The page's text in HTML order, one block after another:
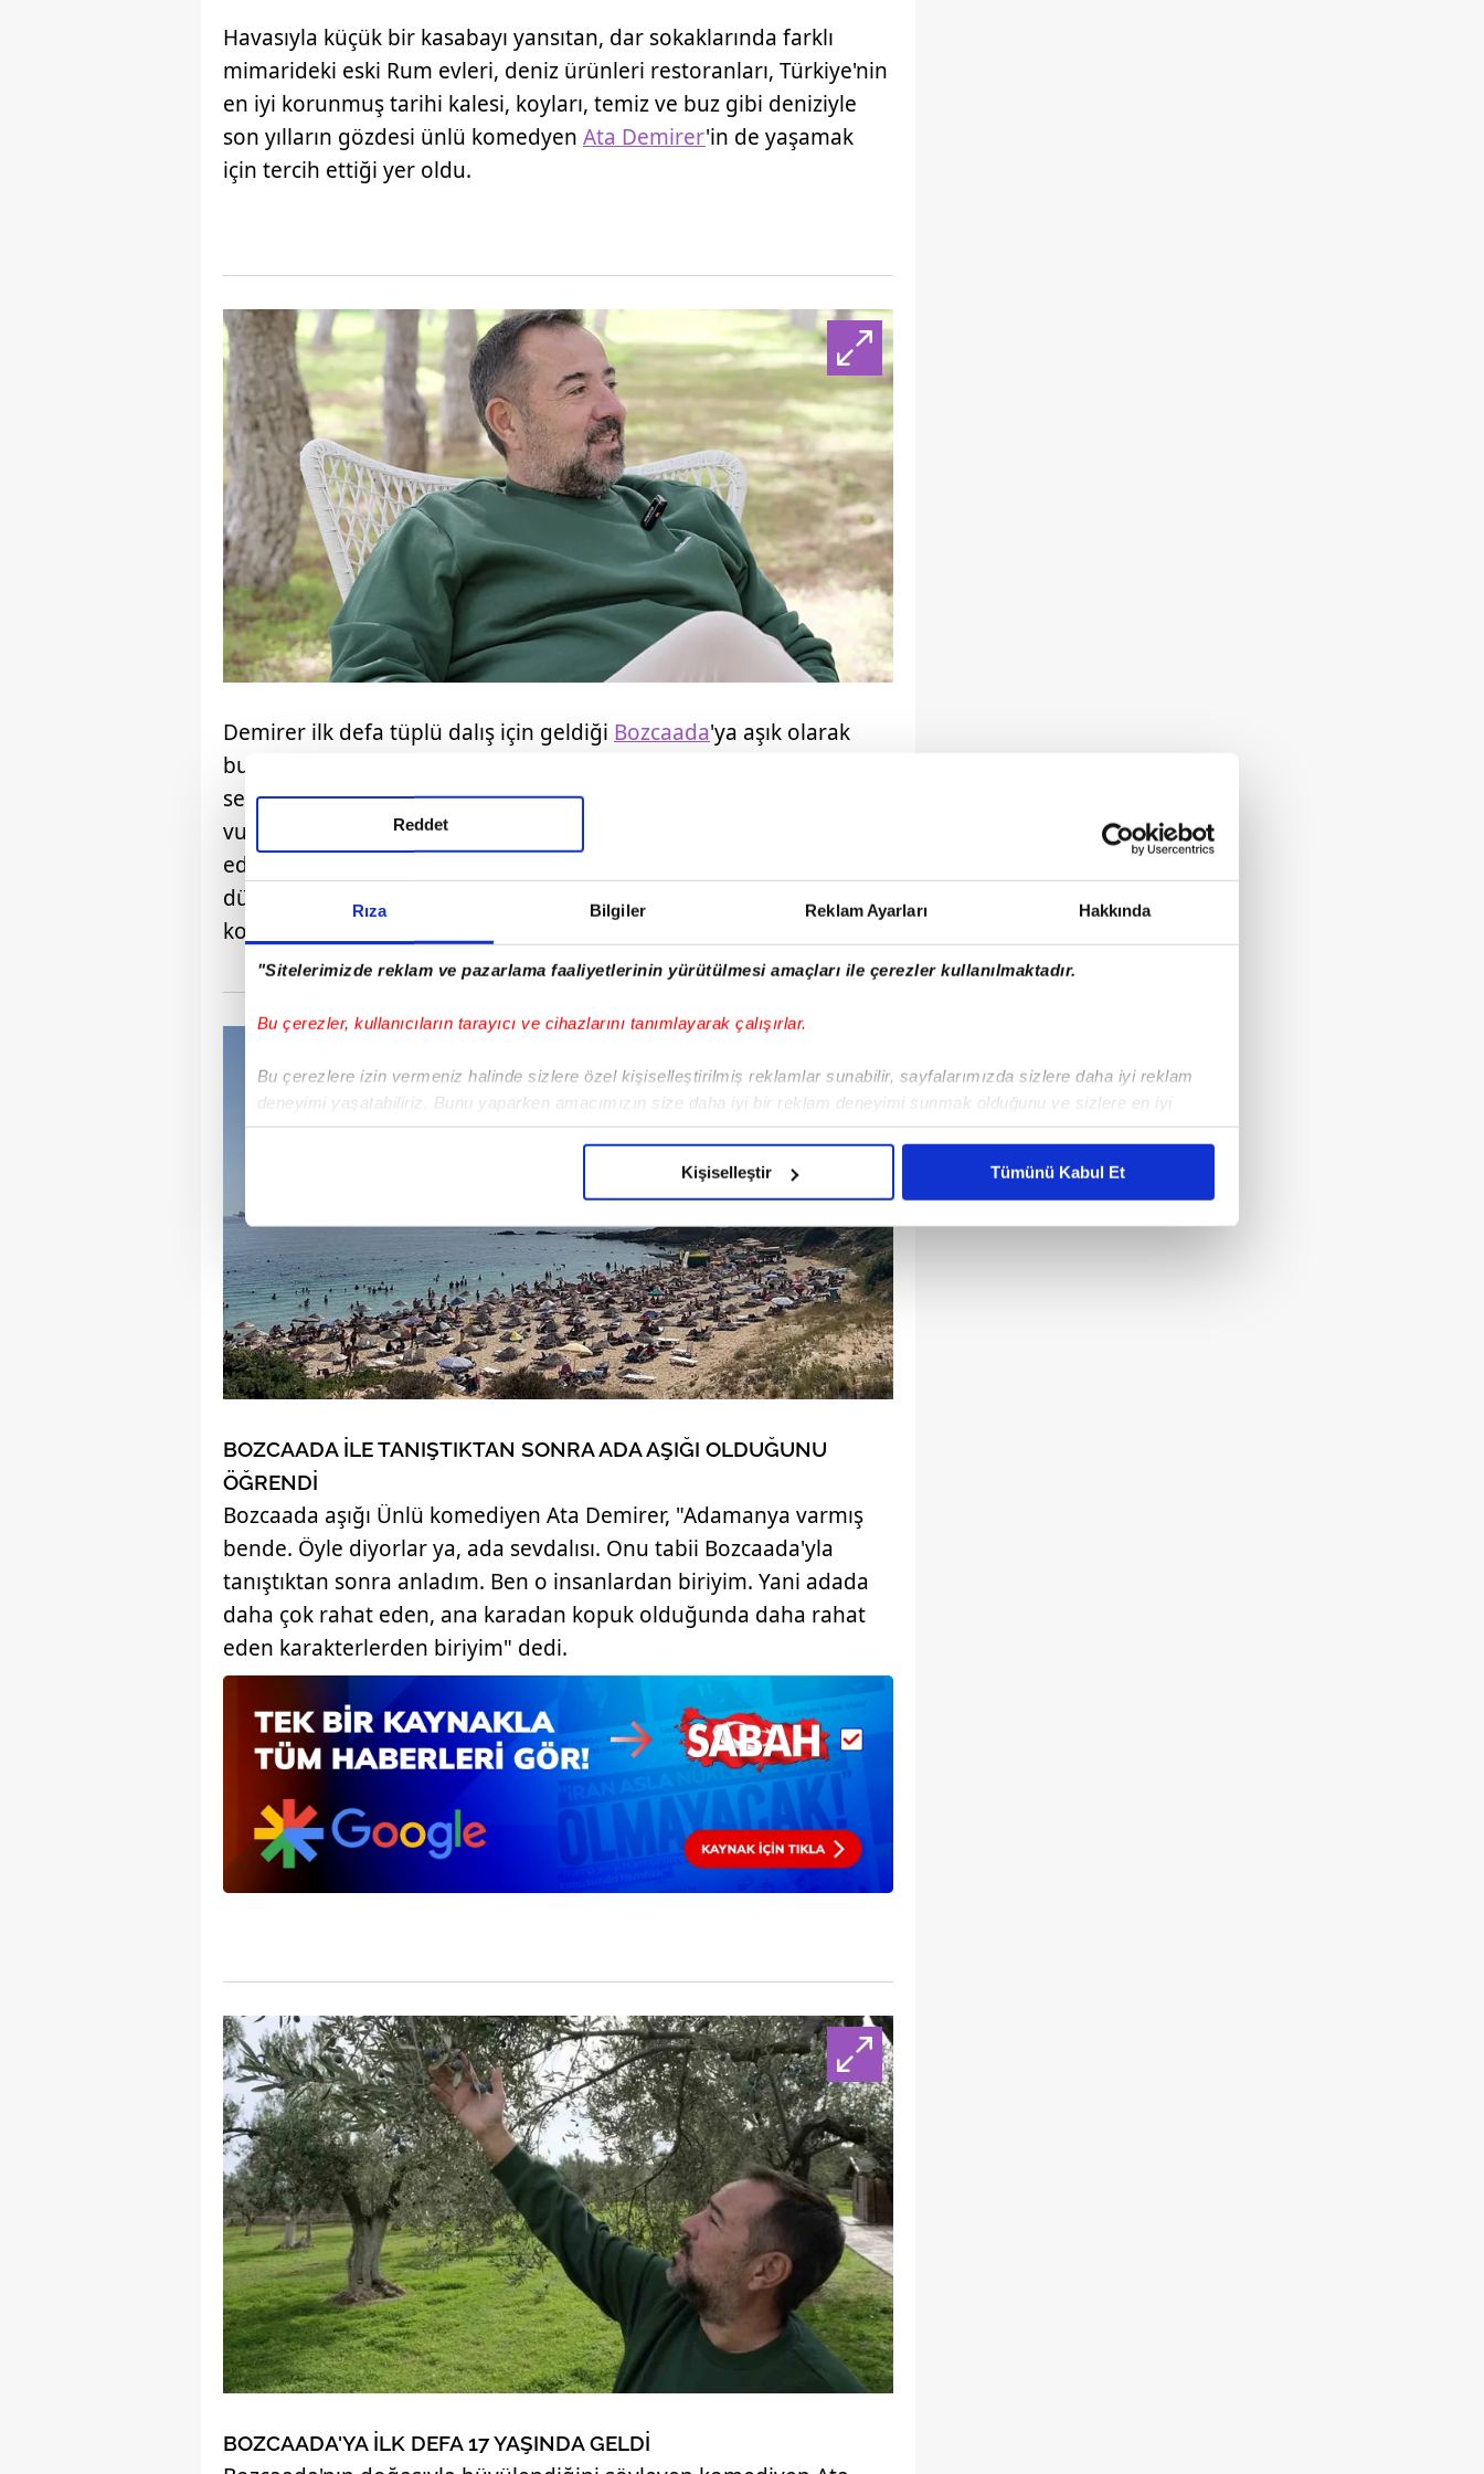
Rıza Bilgiler Reklam Ayarları Hakkında
"Sitelerimizde reklam ve pazarlama faaliyetlerinin yürütülmesi amaçları ile çerezler kullanılmaktadır.
Bu çerezler, kullanıcıların tarayıcı ve cihazlarını tanımlayarak çalışırlar.
Bu çerezlere izin vermeniz halinde sizlere özel kişiselleştirilmiş reklamlar sunabilir, sayfalarımızda sizlere daha iyi reklam
deneyimi yaşatabiliriz. Bunu yaparken amacımızın size daha iyi bir reklam deneyimi sunmak olduğunu ve sizlere en iyi
içerikleri sunabilmek adına elimizden gelen çabayı gösterdiğimizi ve bu noktada, reklamların maliyetlerimizi karşılamak
Sizlere daha iyi bir hizmet sunabilmek için İnternet Sitemizde kendimize ve üçüncü kişilere ait çerezler kullanılmaktadır. Bu
çerezler vasıtasıyla çeşitli kişisel verileriniz işlenmekte olup gerekli olan çerezler bilgi toplumu hizmetlerinin sunulması
amacıyla kullanılmaktadır. Diğer çerezler, sitemizin daha işlevsel kılınması ve kişiselleştirilmesi ve sizlere yönelik
reklam/pazarlama faaliyetlerinin yapılması, amaçlarıyla sınırlı olarak açık rızanız dahilinde kullanılacaktır.
Çerezlere ilişkin tercihlerinizi aşağıda yer alan panel vasıtasıyla belirleyebilirsiniz. Çerezlere ilişkin detaylı bilgi için Ayarlar
6698 sayılı Kişisel Verilerin Korunması Kanunu uyarınca hazırlanmış Aydınlatma Metnimizi okumak ve sitemizde ilgili
Reddet
Kişiselleştir Tümünü Kabul Et
Havasıyla küçük bir kasabayı yansıtan, dar sokaklarında farklı
mimarideki eski Rum evleri, deniz ürünleri restoranları, Türkiye'nin
en iyi korunmuş tarihi kalesi, koyları, temiz ve buz gibi deniziyle
son yılların gözdesi ünlü komedyen Ata Demirer'in de yaşamak
için tercih ettiği yer oldu.
Demirer ilk defa tüplü dalış için geldiği Bozcaada'ya aşık olarak
burada yaşamaya karar verdi. Bozcaada'nın doğası için buraya
sevdalandığını ve doğasının kendini korumaya devam ettiğini
vurgulayan Demirer, "O doğa bir şekilde kendini korumaya devam
ediyor ve buranın doğallığı anlamında korunabildiğini
düşünüyorum. Kendimce imar yok işte efendime söyleyeyim,
koylar ihaleli açılmadı, koylar duruyor" diye konuştu.
BOZCAADA İLE TANIŞTIKTAN SONRA ADA AŞIĞI OLDUĞUNU
ÖĞRENDİ
Bozcaada aşığı Ünlü komediyen Ata Demirer, "Adamanya varmış
bende. Öyle diyorlar ya, ada sevdalısı. Onu tabii Bozcaada'yla
tanıştıktan sonra anladım. Ben o insanlardan biriyim. Yani adada
daha çok rahat eden, ana karadan kopuk olduğunda daha rahat
eden karakterlerden biriyim" dedi.
BOZCAADA'YA İLK DEFA 17 YAŞINDA GELDİ